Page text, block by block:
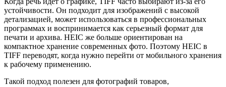
устойчивости. Он подходит для изображений с высокой
детализацией, может использоваться в профессиональных
программах и воспринимается как серьезный формат для
печати и архива. HEIC же больше ориентирован на
компактное хранение современных фото. Поэтому HEIC в
TIFF переводят, когда нужно перейти от мобильного хранения
к рабочему применению.
Такой подход полезен для фотографий товаров,